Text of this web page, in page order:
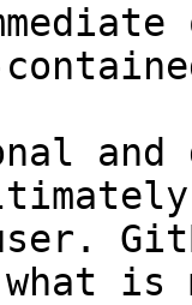
and
what